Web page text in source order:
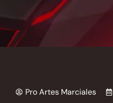
Pro Artes Marciales